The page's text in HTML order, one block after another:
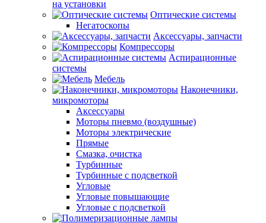
на установки
Оптические системы
Негатоскопы
Аксессуары, запчасти
Компрессоры
Аспирационные
системы
Мебель
Наконечники,
микромоторы
Аксессуары
Моторы пневмо (воздушные)
Моторы электрические
Прямые
Смазка, очистка
Турбинные
Турбинные с подсветкой
Угловые
Угловые повышающие
Угловые с подсветкой